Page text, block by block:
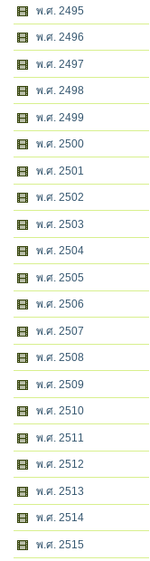
พ.ศ. 2495
พ.ศ. 2496
พ.ศ. 2497
พ.ศ. 2498
พ.ศ. 2499
พ.ศ. 2500
พ.ศ. 2501
พ.ศ. 2502
พ.ศ. 2503
พ.ศ. 2504
พ.ศ. 2505
พ.ศ. 2506
พ.ศ. 2507
พ.ศ. 2508
พ.ศ. 2509
พ.ศ. 2510
พ.ศ. 2511
พ.ศ. 2512
พ.ศ. 2513
พ.ศ. 2514
พ.ศ. 2515